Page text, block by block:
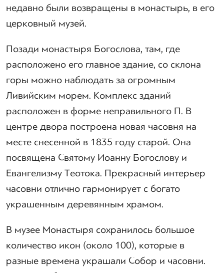
недавно были возвращены в монастырь, в его
церковный музей.
Позади монастыря Богослова, там, где
расположено его главное здание, со склона
горы можно наблюдать за огромным
Ливийским морем. Комплекс зданий
расположен в форме неправильного П. В
центре двора построена новая часовня на
месте снесенной в 1835 году старой. Она
посвящена Святому Иоанну Богослову и
Евангелизму Теотока. Прекрасный интерьер
часовни отлично гармонирует с богато
украшенным деревянным храмом.
В музее Монастыря сохранилось большое
количество икон (около 100), которые в
разные времена украшали Собор и часовни.